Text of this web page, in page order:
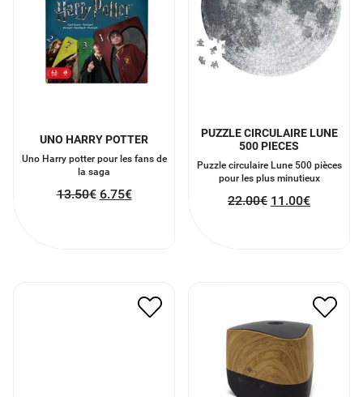
UNO HARRY POTTER
Uno Harry potter pour les fans de
la saga
13.50€ 6.75€
PUZZLE CIRCULAIRE LUNE
500 PIECES
Puzzle circulaire Lune 500 pièces
pour les plus minutieux
22.00€ 11.00€